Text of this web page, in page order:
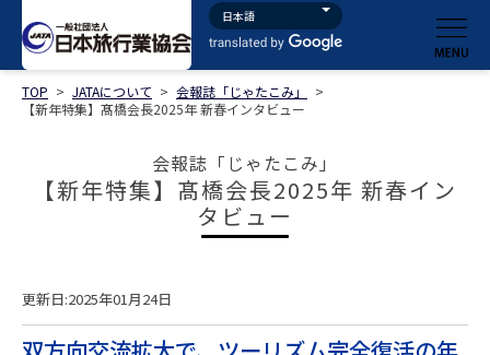
TOP > JATAについて > 会報誌「じゃたこみ」
>
【新年特集】髙橋会長2025年 新春インタビュー
会報誌「じゃたこみ」
【新年特集】髙橋会長2025年 新春イン
タビュー
更新日:2025年01月24日